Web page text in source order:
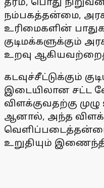
நம்பகத்தன்மை,
உரிமைகளின்
குடிமக்களுக்கும்
உறவு
கடவுச்சீட்டுக்கும்
இடையிலான சட்ட
விளக்குவதற்கு
ஆனால், அந்த
உறுதியும்